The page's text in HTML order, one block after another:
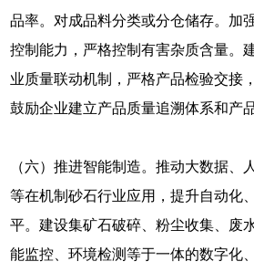
品率。对成品料分类或分仓储存。加
控制能力，严格控制有害杂质含量。
业质量联动机制，严格产品检验交接
鼓励企业建立产品质量追溯体系和产
（六）推进智能制造。推动大数据、
等在机制砂石行业应用，提升自动化
平。建设集矿石破碎、粉尘收集、废
能监控、环境检测等于一体的数字化